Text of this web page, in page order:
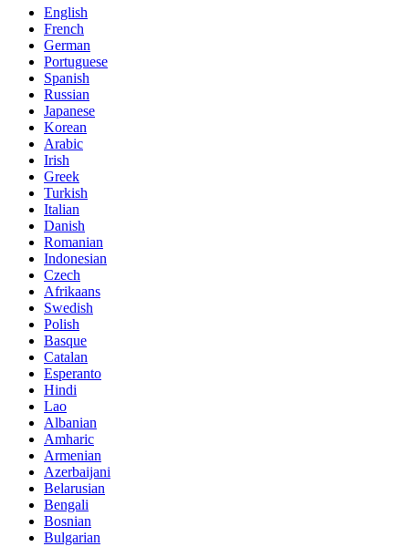
English
French
German
Portuguese
Spanish
Russian
Japanese
Korean
Arabic
Irish
Greek
Turkish
Italian
Danish
Romanian
Indonesian
Czech
Afrikaans
Swedish
Polish
Basque
Catalan
Esperanto
Hindi
Lao
Albanian
Amharic
Armenian
Azerbaijani
Belarusian
Bengali
Bosnian
Bulgarian